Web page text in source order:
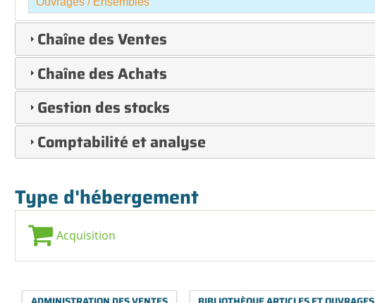
Chaîne des Ventes
Chaîne des Achats
Gestion des stocks
Comptabilité et analyse
Type d'hébergement
Acquisition